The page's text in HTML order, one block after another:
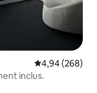
Évaluation
4,94 (268)
inclus.